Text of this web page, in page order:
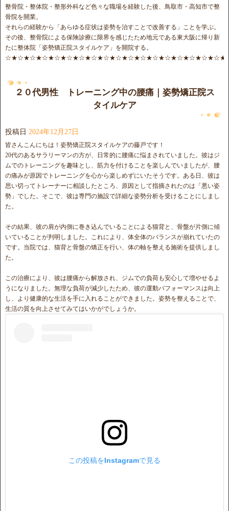
整骨院・整体院・整形外科など色々な職場を経験した後、鳥取市・高知市で整
骨院を開業。
それらの経験から「あらゆる症状は姿勢を治すことで改善する」ことを学ぶ。
その後、整骨院による保険診療に限界を感じたため地元である東大阪に帰り新
たに整体院「姿勢矯正院スタイルケア」を開院する。
２０代男性 トレーニング中の腰痛｜姿勢矯正院ス
タイルケア
投稿日 2024年12月27日
皆さんこんにちは！姿勢矯正院スタイルケアの藤戸です！
20代のあるサラリーマンの方が、日常的に腰痛に悩まされていました。彼はジ
ムでのトレーニングを趣味とし、筋力を付けることを楽しんでいましたが、腰
の痛みが原因でトレーニングを心から楽しめずにいたそうです。ある日、彼は
思い切ってトレーナーに相談したところ、原因として指摘されたのは「悪い姿
勢」でした。そこで、彼は専門の施設で詳細な姿勢分析を受けることにしまし
た。
その結果、彼の肩が内側に巻き込んでいることによる猫背と、骨盤が片側に傾
いていることが判明しました。これにより、体全体のバランスが崩れていたの
です。当院では、猫背と骨盤の矯正を行い、体の軸を整える施術を提供しまし
た。
この治療により、彼は腰痛から解放され、ジムでの負荷も安心して増やせるよ
うになりました。無理な負荷が減少したため、彼の運動パフォーマンスは向上
し、より健康的な生活を手に入れることができました。姿勢を整えることで、
生活の質を向上させてみてはいかがでしょうか。
この投稿をInstagramで見る